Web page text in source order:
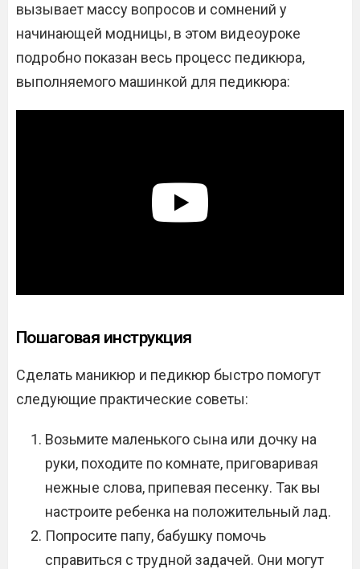
вызывает массу вопросов и сомнений у
начинающей модницы, в этом видеоуроке
подробно показан весь процесс педикюра,
выполняемого машинкой для педикюра:
Пошаговая инструкция
Сделать маникюр и педикюр быстро помогут
следующие практические советы:
Возьмите маленького сына или дочку на
руки, походите по комнате, приговаривая
нежные слова, припевая песенку. Так вы
настроите ребенка на положительный лад.
Попросите папу, бабушку помочь
справиться с трудной задачей. Они могут